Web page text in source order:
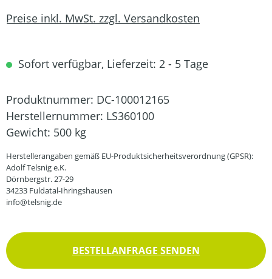
Preise inkl. MwSt. zzgl. Versandkosten
Sofort verfügbar, Lieferzeit: 2 - 5 Tage
Produktnummer: DC-100012165
Herstellernummer: LS360100
Gewicht: 500 kg
Herstellerangaben gemäß EU-Produktsicherheitsverordnung (GPSR):
Adolf Telsnig e.K.
Dörnbergstr. 27-29
34233 Fuldatal-Ihringshausen
info@telsnig.de
BESTELLANFRAGE SENDEN